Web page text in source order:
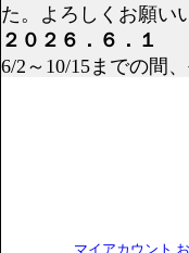
た。よろしくお願い
２０２６．６．１
6/2～10/15までの間
２倍デーです♪中旬
マイアカウント